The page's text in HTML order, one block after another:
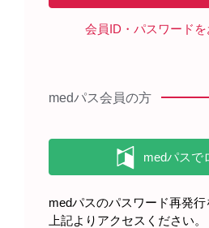
移植で、献腎移植は1割です。患
代半ばまでさまざまですが、生体
維持しています。これはタイ記録
なお、全体の3割程度が先行的腎
ますが、最新データでは2021年ま
100％でした。
ームで連携して取り組んできた結
会員ID・パスワード
medパス会員の方
medパスのパスワード再発
上記よりアクセスください。